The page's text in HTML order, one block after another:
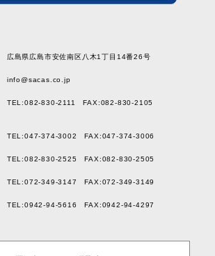
広島県広島市安佐南区八木1丁目14番26号
info@sacas.co.jp
TEL:082-830-2111 FAX:082-830-2105
TEL:047-374-3002 FAX:047-374-3006
TEL:082-830-2525 FAX:082-830-2505
TEL:072-349-3147 FAX:072-349-3149
TEL:0942-94-5616 FAX:0942-94-4297